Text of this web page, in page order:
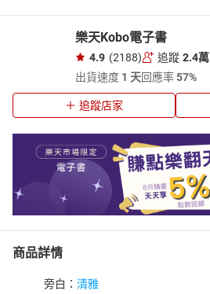
樂天Kobo電子書
4.9 (2188) 追蹤 2.4萬
出貨速度 1 天回應率57%
追蹤店家
商品詳情
旁白： 清雅